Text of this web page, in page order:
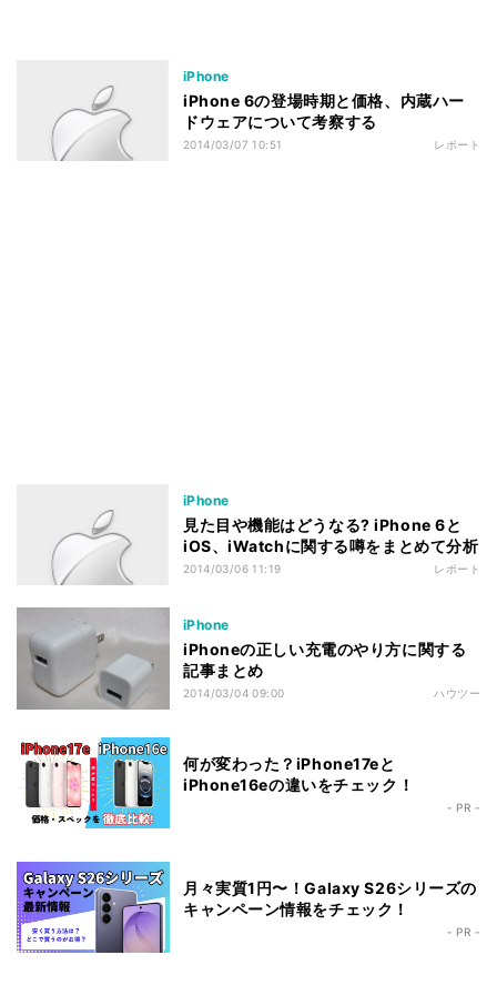
iPhone
iPhone 6の登場時期と価格、内蔵ハー
ドウェアについて考察する
2014/03/07 10:51 レポート
iPhone
見た目や機能はどうなる? iPhone 6と
iOS、iWatchに関する噂をまとめて分析
2014/03/06 11:19 レポート
iPhone
iPhoneの正しい充電のやり方に関する
記事まとめ
2014/03/04 09:00 ハウツー
何が変わった？iPhone17eと
iPhone16eの違いをチェック！
- PR -
月々実質1円〜！Galaxy S26シリーズの
キャンペーン情報をチェック！
- PR -